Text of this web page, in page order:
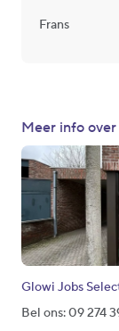
Frans
Meer info
Glowi Jobs
Bel ons: 09 274